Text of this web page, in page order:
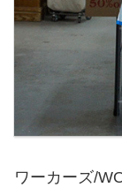
ワーカーズ/